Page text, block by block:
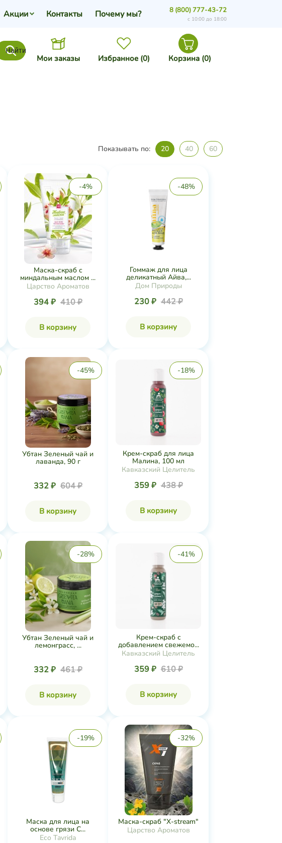
Найти
Мои заказы Избранное (0) Корзина (0)
Акции Контакты Почему мы? 8 (800) 777-43-72
с 10:00 до 18:00
Показывать по: 20 40 60
-4%
Маска-скраб с
миндальным маслом ...
Царство Ароматов
394 ₽ 410 ₽
В корзину
-48%
Гоммаж для лица
деликатный Айва,...
Дом Природы
230 ₽ 442 ₽
В корзину
-45%
Убтан Зеленый чай и
лаванда, 90 г
332 ₽ 604 ₽
В корзину
-18%
Крем-скраб для лица
Малина, 100 мл
Кавказский Целитель
359 ₽ 438 ₽
В корзину
-28%
Убтан Зеленый чай и
лемонграсс, ...
332 ₽ 461 ₽
В корзину
-41%
Крем-скраб с
добавлением свежемо...
Кавказский Целитель
359 ₽ 610 ₽
В корзину
-19%
Маска для лица на
основе грязи С...
Eco Tavrida
-32%
Маска-скраб "X-stream"
Царство Ароматов